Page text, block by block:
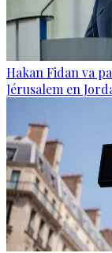
Hakan Fidan va
Jérusalem en